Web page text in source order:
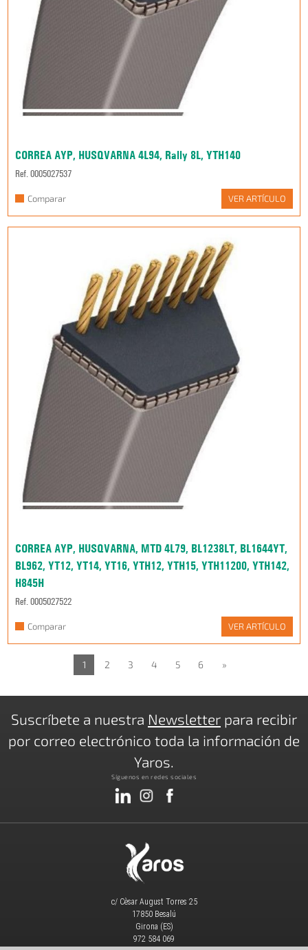
CORREA AYP, HUSQVARNA 4L94, Rally 8L, YTH140
Ref. 0005027537
Comparar VER ARTÍCULO
CORREA AYP, HUSQVARNA, MTD 4L79, BL1238LT, BL1644YT,
BL962, YT12, YT14, YT16, YTH12, YTH15, YTH11200, YTH142,
H845H
Ref. 0005027522
Comparar VER ARTÍCULO
1 2 3 4 5 6 »
Suscríbete a nuestra Newsletter para recibir
por correo electrónico toda la información de
Yaros.
Síguenos en redes sociales
c/ Cèsar August Torres 25
17850 Besalú
Girona (ES)
972 584 069